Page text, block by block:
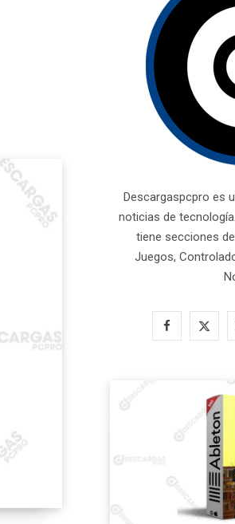
Descargaspcpro es
noticias de
tiene secciones
Juegos,
F
w
i
t
t